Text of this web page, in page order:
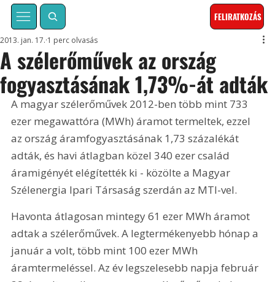
FELIRATKOZÁS
A szélerőművek az ország
fogyasztásának 1,73%-át adták
2013. jan. 17. 1 perc olvasás
A magyar szélerőművek 2012-ben több mint 733
ezer megawattóra (MWh) áramot termeltek, ezzel
az ország áramfogyasztásának 1,73 százalékát
adták, és havi átlagban közel 340 ezer család
áramigényét elégítették ki - közölte a Magyar
Szélenergia Ipari Társaság szerdán az MTI-vel.
Havonta átlagosan mintegy 61 ezer MWh áramot
adtak a szélerőművek. A legtermékenyebb hónap a
január a volt, több mint 100 ezer MWh
áramtermeléssel. Az év legszelesebb napja február